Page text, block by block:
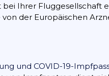
Ihrer Fluggesellschaft
der Europäischen
und COVID-19-